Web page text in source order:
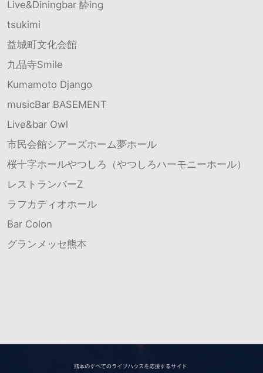
Live&Diningbar 酔ing
tsukimi
益城町文化会館
九品寺Smile
Kumamoto Django
musicBar BASEMENT
Live&bar Owl
市民会館シアーズホーム夢ホール
桜十字ホールやつしろ（やつしろハーモニーホール）
レストランバーZ
ラフカディオホール
Bar Colon
グランメッセ熊本